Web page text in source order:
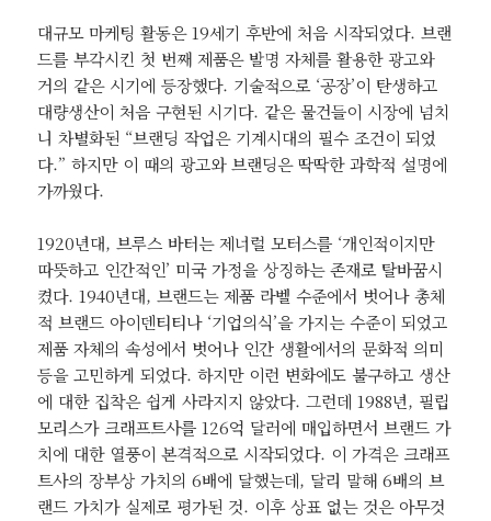
대규모 마케팅 활동은 19세기 후반에 처음 시작되었다. 브랜
드를 부각시킨 첫 번째 제품은 발명 자체를 활용한 광고와
거의 같은 시기에 등장했다. 기술적으로 ‘공장’이 탄생하고
대량생산이 처음 구현된 시기다. 같은 물건들이 시장에 넘치
니 차별화된 “브랜딩 작업은 기계시대의 필수 조건이 되었
다.” 하지만 이 때의 광고와 브랜딩은 딱딱한 과학적 설명에
가까웠다.
1920년대, 브루스 바터는 제너럴 모터스를 ‘개인적이지만
따뜻하고 인간적인’ 미국 가정을 상징하는 존재로 탈바꿈시
켰다. 1940년대, 브랜드는 제품 라벨 수준에서 벗어나 총체
적 브랜드 아이덴티티나 ‘기업의식’을 가지는 수준이 되었고
제품 자체의 속성에서 벗어나 인간 생활에서의 문화적 의미
등을 고민하게 되었다. 하지만 이런 변화에도 불구하고 생산
에 대한 집착은 쉽게 사라지지 않았다. 그런데 1988년, 필립
모리스가 크래프트사를 126억 달러에 매입하면서 브랜드 가
치에 대한 열풍이 본격적으로 시작되었다. 이 가격은 크래프
트사의 장부상 가치의 6배에 달했는데, 달리 말해 6배의 브
랜드 가치가 실제로 평가된 것. 이후 상표 없는 것은 아무것